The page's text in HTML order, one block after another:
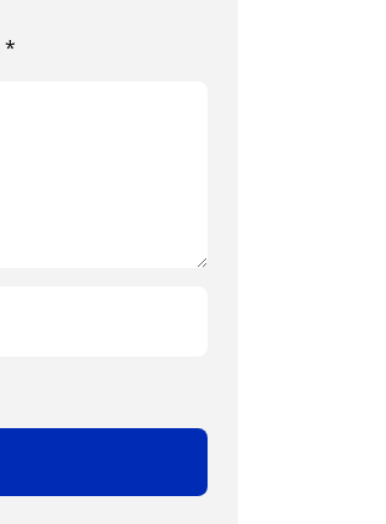
*